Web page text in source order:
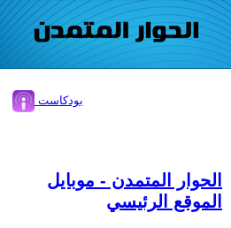
بودكاست
الحوار المتمدن - موبايل
الموقع الرئيسي